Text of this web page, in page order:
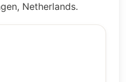
Netherlands.